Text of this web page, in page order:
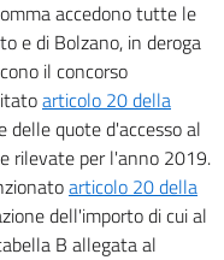
accedono tutte le
e di Bolzano, in deroga
il concorso
articolo 20 della
delle quote d'accesso al
rilevate per l'anno 2019.
articolo 20 della
dell'importo di cui al
B allegata al